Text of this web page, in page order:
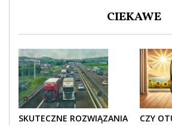
CIEKAWE
SKUTECZNE ROZWIĄZANIA
CZY